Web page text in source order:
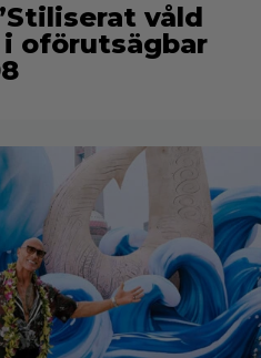
våld
oförutsägbar